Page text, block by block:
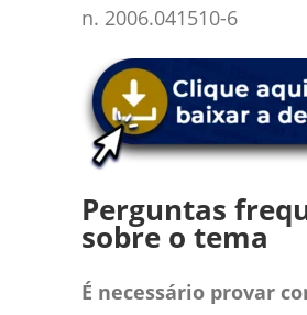
n. 2006.041510-6
Perguntas
sobre o tema
É necessário provar